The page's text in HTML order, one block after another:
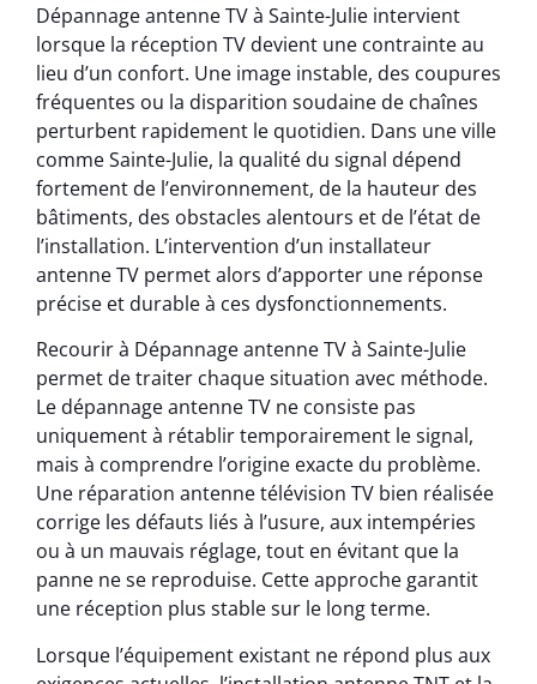
Dépannage antenne TV à Sainte-Julie intervient
lorsque la réception TV devient une contrainte au
lieu d’un confort. Une image instable, des coupures
fréquentes ou la disparition soudaine de chaînes
perturbent rapidement le quotidien. Dans une ville
comme Sainte-Julie, la qualité du signal dépend
fortement de l’environnement, de la hauteur des
bâtiments, des obstacles alentours et de l’état de
l’installation. L’intervention d’un installateur
antenne TV permet alors d’apporter une réponse
précise et durable à ces dysfonctionnements.
Recourir à Dépannage antenne TV à Sainte-Julie
permet de traiter chaque situation avec méthode.
Le dépannage antenne TV ne consiste pas
uniquement à rétablir temporairement le signal,
mais à comprendre l’origine exacte du problème.
Une réparation antenne télévision TV bien réalisée
corrige les défauts liés à l’usure, aux intempéries
ou à un mauvais réglage, tout en évitant que la
panne ne se reproduise. Cette approche garantit
une réception plus stable sur le long terme.
Lorsque l’équipement existant ne répond plus aux